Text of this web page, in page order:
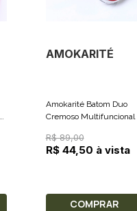
AMOKARITÉ
Amokarité Batom Duo
Cremoso Multifuncional 3
R$ 89,00
R$ 44,50 à vista
COMPRAR